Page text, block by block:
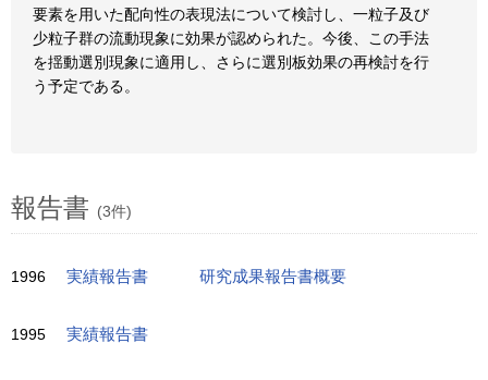
要素を用いた配向性の表現法について検討し、一粒子及び
少粒子群の流動現象に効果が認められた。今後、この手法
を揺動選別現象に適用し、さらに選別板効果の再検討を行
う予定である。
報告書 (3件)
1996 実績報告書 研究成果報告書概要
1995 実績報告書